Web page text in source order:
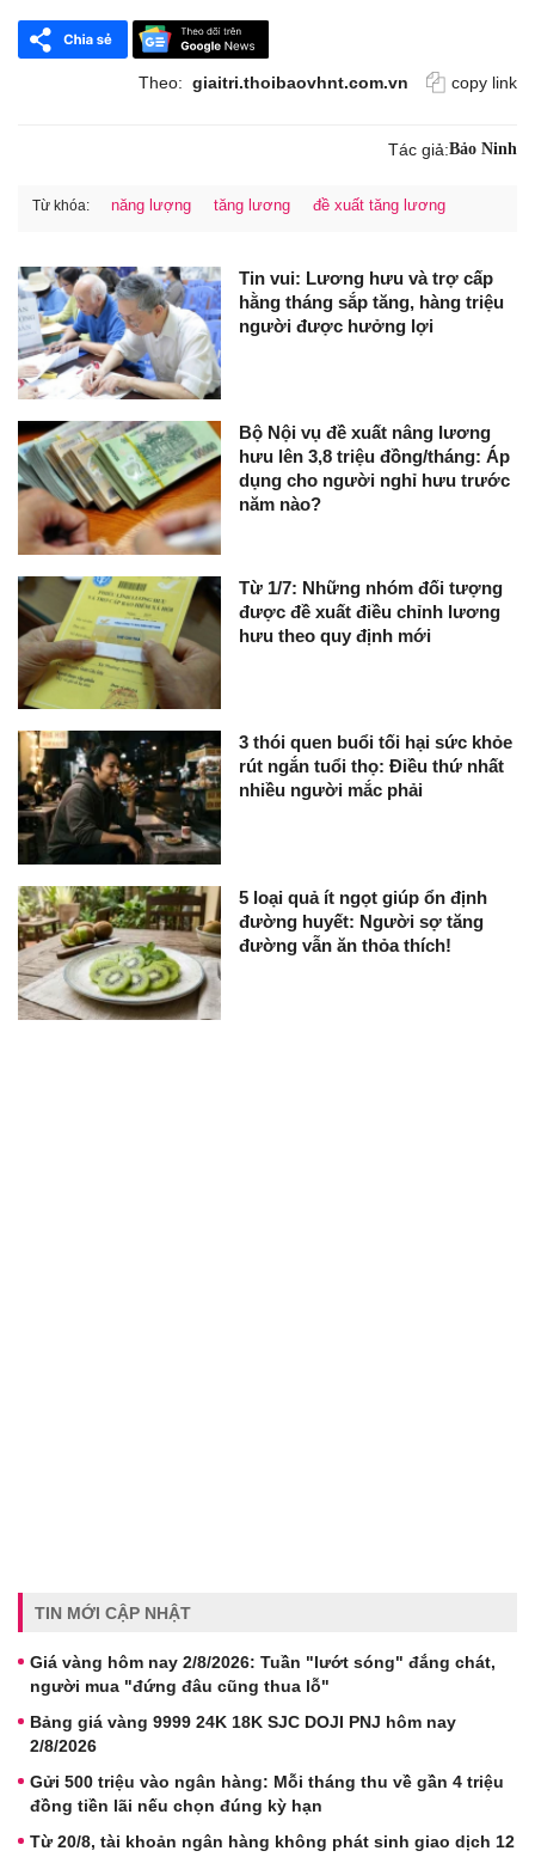
Theo: giaitri.thoibaovhnt.com.vn copy link
Tác giả:Bảo Ninh
Từ khóa: năng lượng tăng lương đề xuất tăng lương
Tin vui: Lương hưu và trợ cấp
hằng tháng sắp tăng, hàng triệu
người được hưởng lợi
Bộ Nội vụ đề xuất nâng lương
hưu lên 3,8 triệu đồng/tháng: Áp
dụng cho người nghỉ hưu trước
năm nào?
Từ 1/7: Những nhóm đối tượng
được đề xuất điều chỉnh lương
hưu theo quy định mới
3 thói quen buổi tối hại sức khỏe
rút ngắn tuổi thọ: Điều thứ nhất
nhiều người mắc phải
5 loại quả ít ngọt giúp ổn định
đường huyết: Người sợ tăng
đường vẫn ăn thỏa thích!
TIN MỚI CẬP NHẬT
Giá vàng hôm nay 2/8/2026: Tuần "lướt sóng" đắng chát,
người mua "đứng đâu cũng thua lỗ"
Bảng giá vàng 9999 24K 18K SJC DOJI PNJ hôm nay
2/8/2026
Gửi 500 triệu vào ngân hàng: Mỗi tháng thu về gần 4 triệu
đồng tiền lãi nếu chọn đúng kỳ hạn
Từ 20/8, tài khoản ngân hàng không phát sinh giao dịch 12